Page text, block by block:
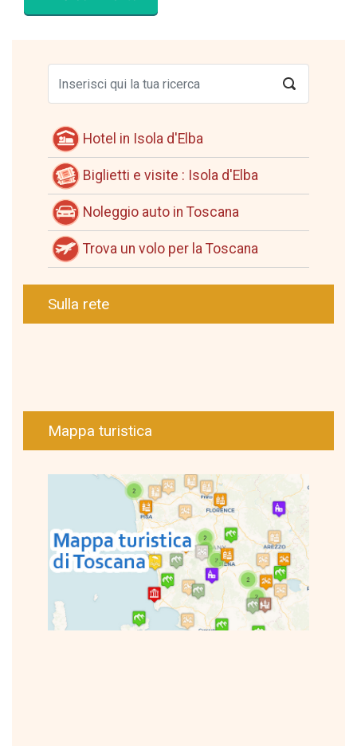
Hotel in Isola d'Elba
Biglietti e visite : Isola d'Elba
Noleggio auto in Toscana
Trova un volo per la Toscana
Sulla rete
Mappa turistica